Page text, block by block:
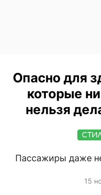
Опасно для
которые
нельзя
Пассажиры даже
15